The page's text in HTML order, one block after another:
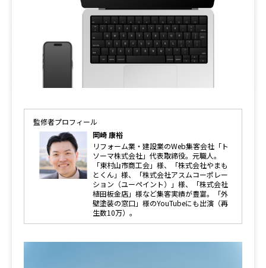
監修者プロフィール
岡崎 康裕
リフォーム業・建設業のWeb集客会社「ト
ソーマ株式会社」代表取締役。元職人。
「東村山市商工会」様、「株式会社やまも
とくん」様、「株式会社アスムコーポレー
ション（ユーペイント）」様、「株式会社
植田板金店」様など集客実績が豊富。「外
壁塗装の窓口」様のYouTubeにも出演（再
生数10万）。